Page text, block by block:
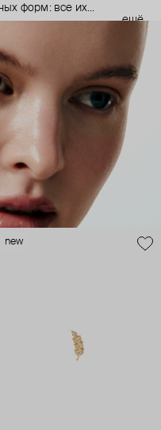
форм: все их
создания участвуют
отвечают за
так и ювелирные
трендам, а
собой).
выражает себя, но
ещё
new